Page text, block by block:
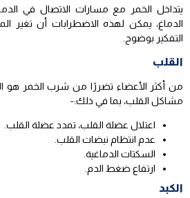
يتداخل الخمر مع مسارات الاتصال في
الدماغ، يمكن لهذه الاضطرابات أن تغير
التفكير بوضوح.
القلب
من أكثر الأعضاء تضررًا من شرب الخمر هو
مشاكل القلب، بما في ذلك:-
اعتلال عضلة القلب، تمدد عضلة القلب.
عدم انتظام نبضات القلب.
السكتات الدماغية.
ارتفاع ضغط الدم.
الكبد